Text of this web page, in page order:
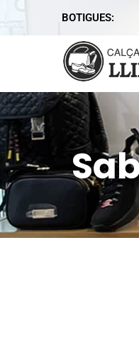
BOTIGUES: